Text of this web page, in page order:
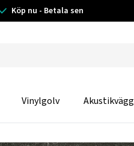
Köp nu - Betala sen
Vinylgolv Akustikvägg